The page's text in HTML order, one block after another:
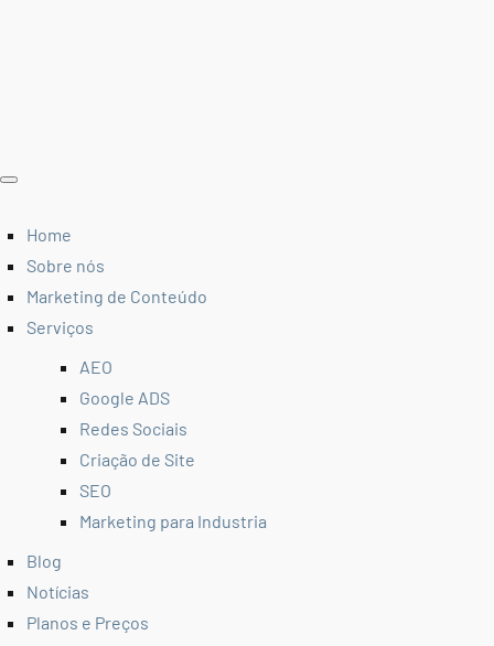
Home
Sobre nós
Marketing de Conteúdo
Serviços
AEO
Google ADS
Redes Sociais
Criação de Site
SEO
Marketing para Industria
Blog
Notícias
Planos e Preços